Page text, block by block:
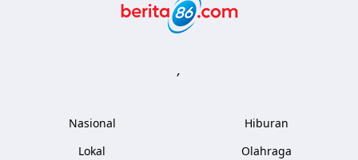
,
Nasional
Lokal
Hiburan
Olahraga